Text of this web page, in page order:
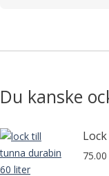
Du kanske
75.00